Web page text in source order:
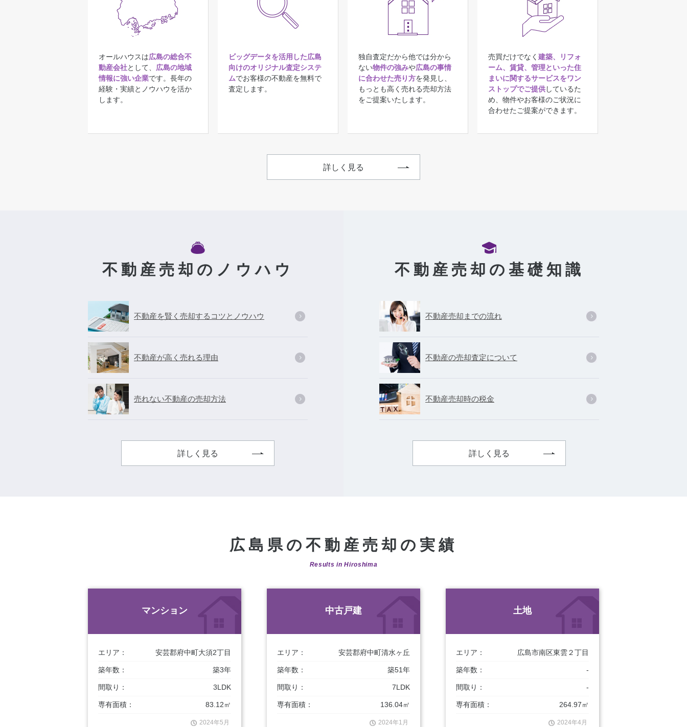
オールハウスは広島の総合不
動産会社として、 広島の地域
情報に強い企業です。長年の
経験・実績とノウハウを活か
します。
ビッグデータを活用した広島
向けのオリジナル査定システ
ムでお客様の不動産を無料で
査定します。
独自査定だから他では分から
ない物件の強みや広島の事情
に合わせた売り方を発見し、
もっとも高く売れる売却方法
をご提案いたします。
売買だけでなく 建築、リフォ
ーム、賃貸、管理といった住
まいに関するサービスをワン
ストップでご提供しているた
め、物件やお客様のご状況に
合わせたご提案ができます。
詳しく見る
不動産売却のノウハウ
不動産を賢く売却するコツとノウハウ
不動産が高く売れる理由
売れない不動産の売却方法
詳しく見る
不動産売却の基礎知識
不動産売却までの流れ
不動産の売却査定について
不動産売却時の税金
詳しく見る
広島県の不動産売却の実績
Results in Hiroshima
マンション
エリア： 安芸郡府中町大須2丁目
築年数： 築3年
間取り： 3LDK
専有面積： 83.12㎡
2024年5月
中古戸建
エリア： 安芸郡府中町清水ヶ丘
築年数： 築51年
間取り： 7LDK
専有面積： 136.04㎡
2024年1月
土地
エリア： 広島市南区東雲２丁目
築年数： -
間取り： -
専有面積： 264.97㎡
2024年4月